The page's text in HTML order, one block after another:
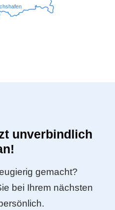
unverbindlich
gemacht?
bei Ihrem nächsten